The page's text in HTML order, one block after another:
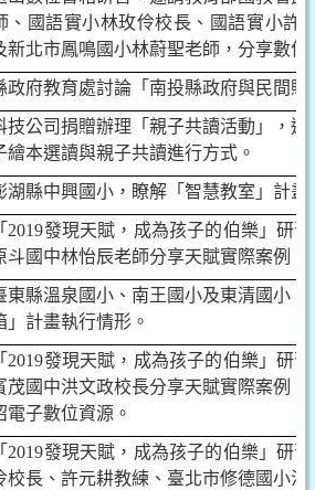
、國語實小林玫伶校長、國語實小許
新北市鳳鳴國小林蔚聖老師，分享數
政府教育處討論「南投縣政府與民間贈
技公司捐贈辦理「親子共讀活動」，
繪本選讀與親子共讀進行方式。
湖縣中興國小，瞭解「智慧教室」計畫
2019發現天賦，成為孩子的伯樂」研習
斗國中林怡辰老師分享天賦實際案例。
東縣溫泉國小、南王國小及東清國小
」計畫執行情形。
2019發現天賦，成為孩子的伯樂」研習
茂國中洪文政校長分享天賦實際案例
電子數位資源。
2019發現天賦，成為孩子的伯樂」研習
校長、許元耕教練、臺北市修德國小